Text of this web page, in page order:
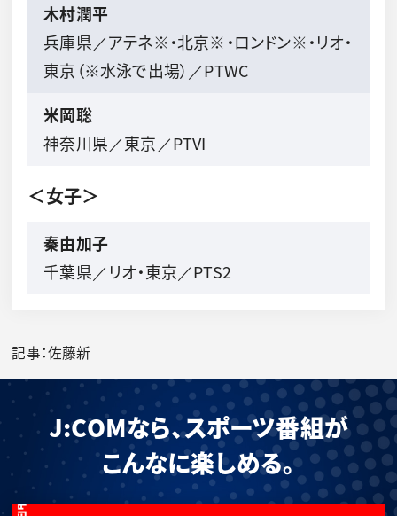
木村潤平
兵庫県／アテネ※・北京※・ロンドン※・リオ・
東京（※水泳で出場）／PTWC
米岡聡
神奈川県／東京／PTVI
＜女子＞
秦由加子
千葉県／リオ・東京／PTS2
記事：佐藤新
J:COMなら、スポーツ番組が
こんなに楽しめる。